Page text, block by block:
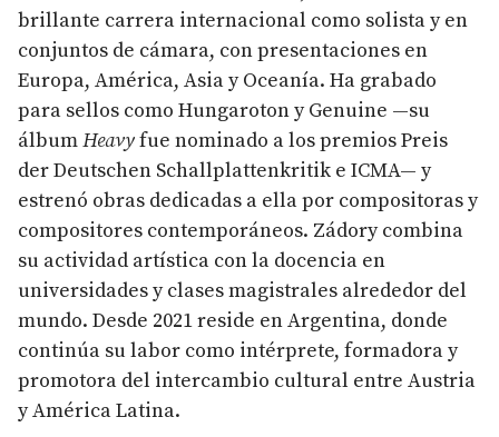
brillante carrera internacional como solista y en
conjuntos de cámara, con presentaciones en
Europa, América, Asia y Oceanía. Ha grabado
para sellos como Hungaroton y Genuine —su
álbumHeavyfue nominado a los premios Preis
der Deutschen Schallplattenkritik e ICMA— y
estrenó obras dedicadas a ella por compositoras y
compositores contemporáneos. Zádory combina
su actividad artística con la docencia en
universidades y clases magistrales alrededor del
mundo. Desde 2021 reside en Argentina, donde
continúa su labor como intérprete, formadora y
promotora del intercambio cultural entre Austria
y América Latina.